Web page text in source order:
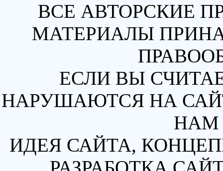
ВСЕ АВТОРСКИЕ
МАТЕРИАЛЫ
ЕСЛИ ВЫ
НАРУШАЮТСЯ НА
НАМ
ИДЕЯ САЙТА,